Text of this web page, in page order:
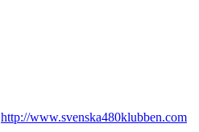
http://www.svenska480klubben.com